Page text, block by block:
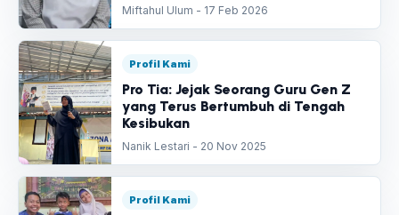
Miftahul Ulum - 17 Feb 2026
Profil Kami
Pro Tia: Jejak Seorang Guru Gen Z
yang Terus Bertumbuh di Tengah
Kesibukan
Nanik Lestari - 20 Nov 2025
Profil Kami